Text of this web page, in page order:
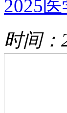
2025
时间：